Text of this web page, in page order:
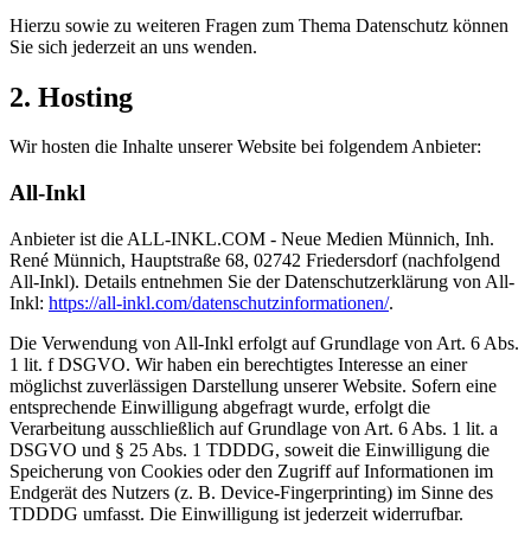
Hierzu sowie zu weiteren Fragen zum Thema Datenschutz können
Sie sich jederzeit an uns wenden.
2. Hosting
Wir hosten die Inhalte unserer Website bei folgendem Anbieter:
All-Inkl
Anbieter ist die ALL-INKL.COM - Neue Medien Münnich, Inh.
René Münnich, Hauptstraße 68, 02742 Friedersdorf (nachfolgend
All-Inkl). Details entnehmen Sie der Datenschutzerklärung von All-
Inkl: https://all-inkl.com/datenschutzinformationen/.
Die Verwendung von All-Inkl erfolgt auf Grundlage von Art. 6 Abs.
1 lit. f DSGVO. Wir haben ein berechtigtes Interesse an einer
möglichst zuverlässigen Darstellung unserer Website. Sofern eine
entsprechende Einwilligung abgefragt wurde, erfolgt die
Verarbeitung ausschließlich auf Grundlage von Art. 6 Abs. 1 lit. a
DSGVO und § 25 Abs. 1 TDDDG, soweit die Einwilligung die
Speicherung von Cookies oder den Zugriff auf Informationen im
Endgerät des Nutzers (z. B. Device-Fingerprinting) im Sinne des
TDDDG umfasst. Die Einwilligung ist jederzeit widerrufbar.